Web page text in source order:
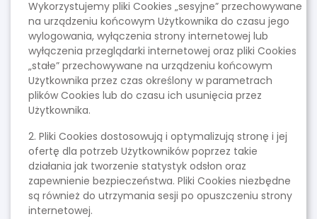
Wykorzystujemy pliki Cookies „sesyjne” przechowywane
na urządzeniu końcowym Użytkownika do czasu jego
wylogowania, wyłączenia strony internetowej lub
wyłączenia przeglądarki internetowej oraz pliki Cookies
„stałe” przechowywane na urządzeniu końcowym
Użytkownika przez czas określony w parametrach
plików Cookies lub do czasu ich usunięcia przez
Użytkownika.
2. Pliki Cookies dostosowują i optymalizują stronę i jej
ofertę dla potrzeb Użytkowników poprzez takie
działania jak tworzenie statystyk odsłon oraz
zapewnienie bezpieczeństwa. Pliki Cookies niezbędne
są również do utrzymania sesji po opuszczeniu strony
internetowej.